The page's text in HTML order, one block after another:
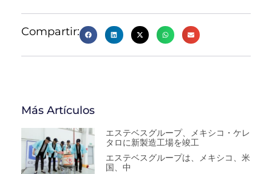
Compartir:
Más Artículos
エステベスグループ、メキシコ・ケレ
タロに新製造工場を竣工
エステベスグループは、メキシコ、米
国、中